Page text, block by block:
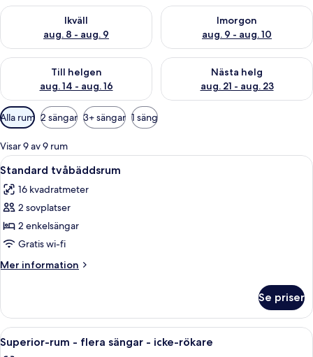
Ikväll
aug. 8 - aug. 9
Kontrollera tillgängligheten för ikväll aug. 8 - aug. 9
Imorgon
aug. 9 - aug. 10
Kontrollera tillgängligheten
Till helgen
aug. 14 - aug. 16
Kontrollera tillgängligheten för den här helgen aug. 14 - aug.
Nästa helg
aug. 21 - aug. 23
Kontrollera tillgängligheten
Tillgängliga
filter
för
rum
Alla rum 2 sängar 3+ sängar 1 säng
Visar 9 av 9 rum
Öppna
alla
foton
för
Standard
tvåbäddsrum
En snyggt bäddad säng med vita
8
Standard tvåbäddsrum
16 kvadratmeter
2 sovplatser
2 enkelsängar
Gratis wi-fi
Mer information
Mer
tvåbäddsrum
Se priser
Öppna
alla
Värdeförvaringsskåp på rummet,
7
Superior-rum - flera sängar - icke-rökare